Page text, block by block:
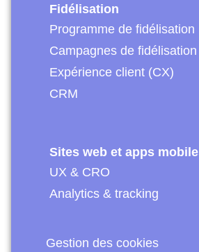
Fidélisation
Programme de fidélisation
Campagnes de fidélisation
Expérience client (CX)
CRM
Sites web et apps
UX & CRO
Analytics & tracking
Gestion des cookies